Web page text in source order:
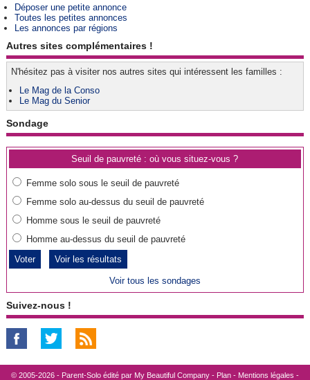
Déposer une petite annonce
Toutes les petites annonces
Les annonces par régions
Autres sites complémentaires !
N'hésitez pas à visiter nos autres sites qui intéressent les familles :
Le Mag de la Conso
Le Mag du Senior
Sondage
Seuil de pauvreté : où vous situez-vous ?
Femme solo sous le seuil de pauvreté
Femme solo au-dessus du seuil de pauvreté
Homme sous le seuil de pauvreté
Homme au-dessus du seuil de pauvreté
Voir les résultats
Voir tous les sondages
Suivez-nous !
© 2005-2026 - Parent-Solo édité par My Beautiful Company- Plan- Mentions légales -